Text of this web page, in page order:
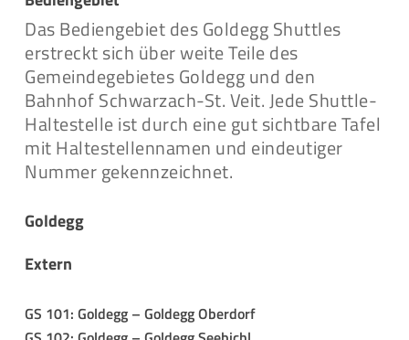
Das Bediengebiet des Goldegg Shuttles
erstreckt sich über weite Teile des
Gemeindegebietes Goldegg und den
Bahnhof Schwarzach-St. Veit. Jede Shuttle-
Haltestelle ist durch eine gut sichtbare Tafel
mit Haltestellennamen und eindeutiger
Nummer gekennzeichnet.
Goldegg
Extern
GS 101: Goldegg – Goldegg Oberdorf